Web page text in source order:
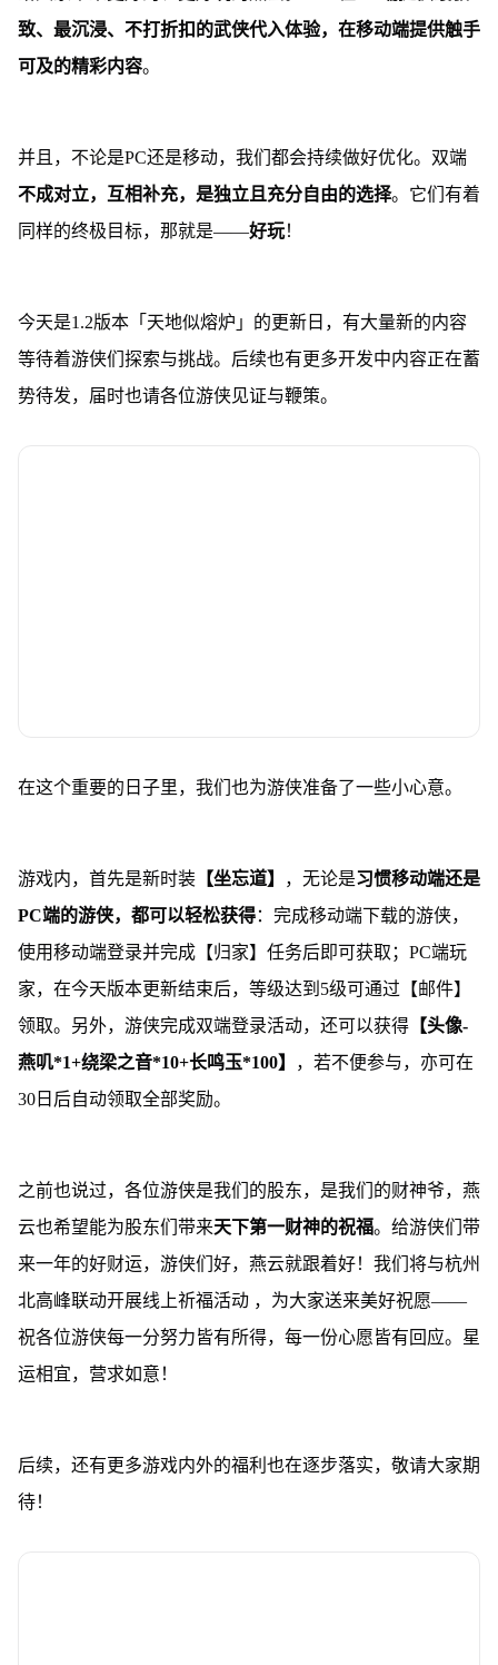
致、最沉浸、不打折扣的武侠代入体验，在移动端提供触手
可及的精彩内容。
并且，不论是PC还是移动，我们都会持续做好优化。双端
不成对立，互相补充，是独立且充分自由的选择。它们有着
同样的终极目标，那就是——好玩！
今天是1.2版本「天地似熔炉」的更新日，有大量新的内容
等待着游侠们探索与挑战。后续也有更多开发中内容正在蓄
势待发，届时也请各位游侠见证与鞭策。
在这个重要的日子里，我们也为游侠准备了一些小心意。
游戏内，首先是新时装【坐忘道】 ，无论是习惯移动端还是
PC端的游侠，都可以轻松获得：完成移动端下载的游侠，
使用移动端登录并完成【归家】任务后即可获取；PC端玩
家，在今天版本更新结束后，等级达到5级可通过【邮件】
领取。另外，游侠完成双端登录活动，还可以获得【头像-
燕叽*1+绕梁之音*10+长鸣玉*100】
，若不便参与，亦可在
30日后自动领取全部奖励。
之前也说过，各位游侠是我们的股东，是我们的财神爷，燕
云也希望能为股东们带来天下第一财神的祝福。给游侠们带
来一年的好财运，游侠们好，燕云就跟着好！我们将与杭州
北高峰联动开展线上祈福活动 ，为大家送来美好祝愿——
祝各位游侠每一分努力皆有所得，每一份心愿皆有回应。星
运相宜，营求如意！
后续，还有更多游戏内外的福利也在逐步落实，敬请大家期
待！